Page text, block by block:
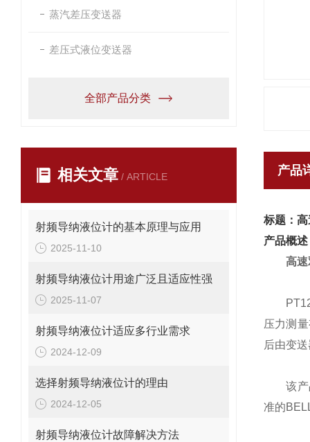
蒸汽差压变送器
差压式液位变送器
全部产品分类
相关文章 / ARTICLE
射频导纳液位计的基本原理与应用
2025-11-10
射频导纳液位计用途广泛且适应性强
2025-11-07
射频导纳液位计适应多行业需求
2024-12-09
选择射频导纳液位计的理由
2024-12-05
射频导纳液位计故障解决方法
产品
标题：
产品概述
高
压力测
后由变
该产品
准的